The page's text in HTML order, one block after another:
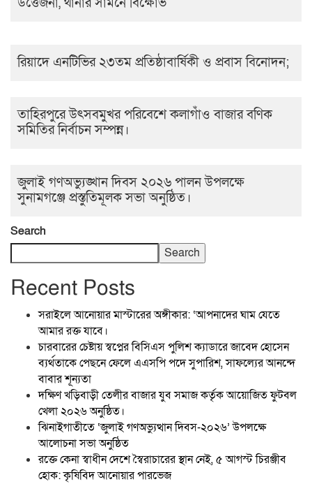
রিয়াদে এনটিভির ২৩তম প্রতিষ্ঠাবার্ষিকী ও প্রবাস বিনোদন;
তাহিরপুরে উৎসবমুখর পরিবেশে কলাগাঁও বাজার বণিক
সমিতির নির্বাচন সম্পন্ন।
জুলাই গণঅভ্যুঙ্খান দিবস ২০২৬ পালন উপলক্ষে
সুনামগঞ্জে প্রস্তুতিমূলক সভা অনুষ্ঠিত।
Search
Search
Recent Posts
সরাইলে আনোয়ার মাস্টারের অঙ্গীকার: ‘আপনাদের ঘাম যেতে
আমার রক্ত যাবে।
চারবারের চেষ্টায় স্বপ্নের বিসিএস পুলিশ ক্যাডারে জাবেদ হোসেন
ব্যর্থতাকে পেছনে ফেলে এএসপি পদে সুপারিশ, সাফল্যের আনন্দে
বাবার শূন্যতা
দক্ষিণ খড়িবাড়ী তেলীর বাজার যুব সমাজ কর্তৃক আয়োজিত ফুটবল
খেলা ২০২৬ অনুষ্ঠিত।
ঝিনাইগাতীতে ‘জুলাই গণঅভ্যুত্থান দিবস-২০২৬’ উপলক্ষে
আলোচনা সভা অনুষ্ঠিত
রক্তে কেনা স্বাধীন দেশে স্বৈরাচারের স্থান নেই, ৫ আগস্ট চিরঞ্জীব
হোক: কৃষিবিদ আনোয়ার পারভেজ